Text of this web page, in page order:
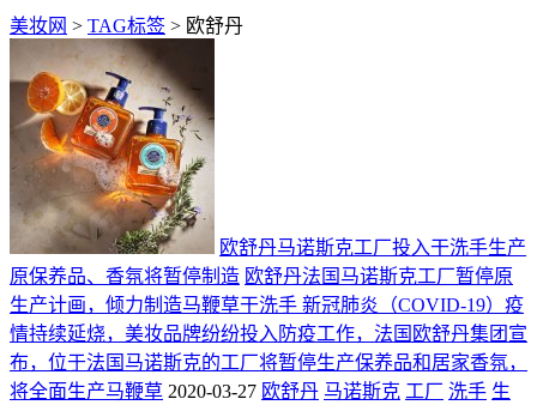
美妆网 > TAG标签 > 欧舒丹
欧舒丹马诺斯克工厂投入干洗手生产
原保养品、香氛将暂停制造 欧舒丹法国马诺斯克工厂暂停原
生产计画，倾力制造马鞭草干洗手 新冠肺炎（COVID-19）疫
情持续延烧，美妆品牌纷纷投入防疫工作，法国欧舒丹集团宣
布，位于法国马诺斯克的工厂将暂停生产保养品和居家香氛，
将全面生产马鞭草 2020-03-27 欧舒丹 马诺斯克 工厂 洗手 生